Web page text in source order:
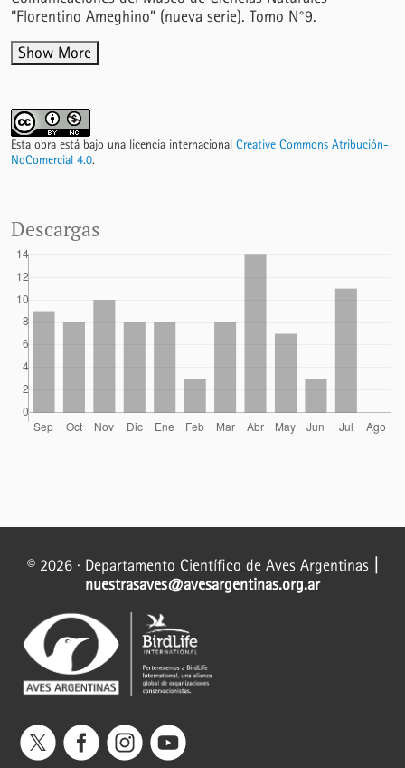
“Florentino Ameghino” (nueva serie). Tomo N°9.
Show More
Esta obra está bajo una licencia internacional Creative Commons Atribución-
NoComercial 4.0.
Descargas
© 2026 · Departamento Científico de Aves Argentinas
nuestrasaves@avesargentinas.org.ar